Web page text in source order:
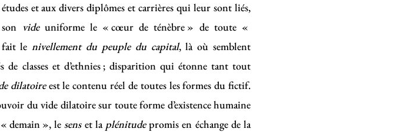
et aux divers diplômes et carrières qui leur sont liés,
videuniforme le « cœur de ténèbre » de toute «
fait lenivellement du peuple du capital, là où semblent
de classes et d’ethnies ; disparition qui étonne tant tout
dilatoireest le contenu réel de toutes les formes du fictif.
du vide dilatoire sur toute forme d’existence humaine
« demain », lesenset la plénitudepromis en échange de la